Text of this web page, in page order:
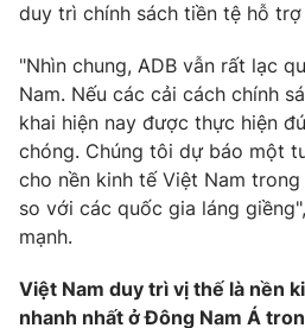
duy trì chính sách tiền tệ hỗ
"Nhìn chung, ADB vẫn rất lạc
Nam. Nếu các cải cách chính
khai hiện nay được thực hiện
chóng. Chúng tôi dự báo một
cho nền kinh tế Việt Nam
so với các quốc gia láng
mạnh.
Việt Nam duy trì vị thế là nền
nhanh nhất ở Đông Nam Á